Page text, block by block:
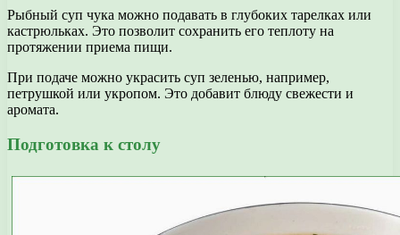
Рыбный суп чука можно подавать в глубоких тарелках или
кастрюльках. Это позволит сохранить его теплоту на
протяжении приема пищи.
При подаче можно украсить суп зеленью, например,
петрушкой или укропом. Это добавит блюду свежести и
аромата.
Подготовка к столу